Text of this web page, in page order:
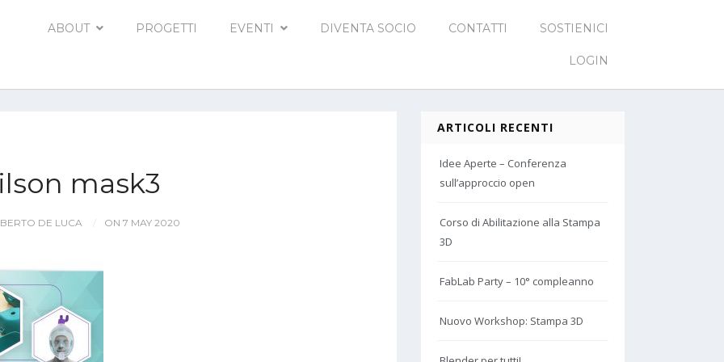
ABOUT PROGETTI EVENTI DIVENTA SOCIO CONTATTI SOSTIENICI
LOGIN
mask3
DE LUCA ON 7 MAY 2020
ARTICOLI RECENTI
Idee Aperte – Conferenza
sull’approccio open
Corso di Abilitazione alla Stampa
3D
FabLab Party – 10° compleanno
Nuovo Workshop: Stampa 3D